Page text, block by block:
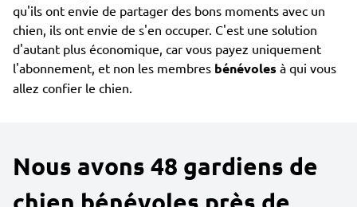
qu'ils ont envie de partager des bons moments avec un
chien, ils ont envie de s'en occuper. C'est une solution
d'autant plus économique, car vous payez uniquement
l'abonnement, et non les membres bénévoles à qui vous
allez confier le chien.
Nous avons 48 gardiens de